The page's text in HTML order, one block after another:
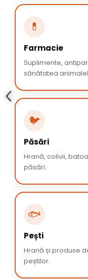
💊
Farmacie
Suplimente,
sănătatea
🐦
Păsări
Hrană, colivii,
păsări.
🐟
Pești
Hrană și produse
peștilor.